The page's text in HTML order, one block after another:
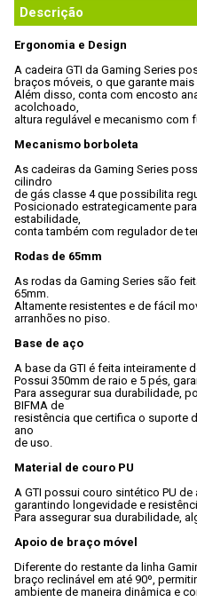
Descrição
Ergonomia e Design
A cadeira GTI da Gaming Series
braços móveis, o que garante
Além disso, conta com encosto
acolchoado,
altura regulável e mecanismo com
Mecanismo borboleta
As cadeiras da Gaming Series
cilindro
de gás classe 4 que possibilita
Posicionado estrategicamente
estabilidade,
conta também com regulador de
Rodas de 65mm
As rodas da Gaming Series são
65mm.
Altamente resistentes e de fácil
arranhões no piso.
Base de aço
A base da GTI é feita inteiramente
Possui 350mm de raio e 5 pés,
Para assegurar sua durabilidade,
BIFMA de
resistência que certifica o suporte
ano
de uso.
Material de couro PU
A GTI possui couro sintético PU
garantindo longevidade e
Para assegurar sua durabilidade,
Apoio de braço móvel
Diferente do restante da linha
braço reclinável em até 90º,
ambiente de maneira dinâmica e